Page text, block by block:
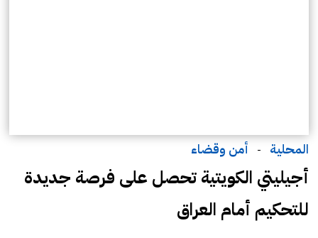
المحلية - أمن وقضاء
أجيليتي الكويتية تحصل على فرصة جديدة
للتحكيم أمام العراق